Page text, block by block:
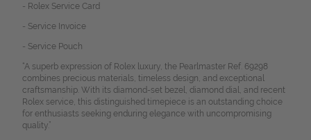
- Rolex Service Card
- Service Invoice
- Service Pouch
“A superb expression of Rolex luxury, the Pearlmaster Ref. 69298
combines precious materials, timeless design, and exceptional
craftsmanship. With its diamond-set bezel, diamond dial, and recent
Rolex service, this distinguished timepiece is an outstanding choice
for enthusiasts seeking enduring elegance with uncompromising
quality.”